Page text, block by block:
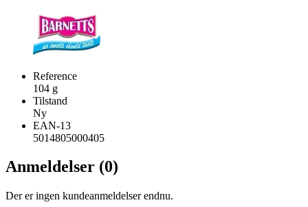
Reference
104 g
Tilstand
Ny
EAN-13
5014805000405
Anmeldelser (0)
Der er ingen kundeanmeldelser endnu.